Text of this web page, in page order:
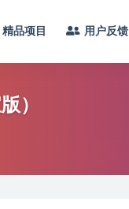
精品项目 用户反馈
）